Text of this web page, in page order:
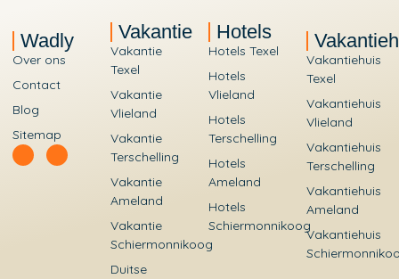
Wadly
Over ons
Contact
Blog
Sitemap
Vakantie
Vakantie
Texel
Vakantie
Vlieland
Vakantie
Terschelling
Vakantie
Ameland
Vakantie
Schiermonnikoog
Duitse
Hotels
Hotels Texel
Hotels
Vlieland
Hotels
Terschelling
Hotels
Ameland
Hotels
Schiermonnikoog
Vakantiehuis
Texel
Vakantiehuis
Vlieland
Vakantiehuis
Terschelling
Vakantiehuis
Ameland
Vakantiehuis